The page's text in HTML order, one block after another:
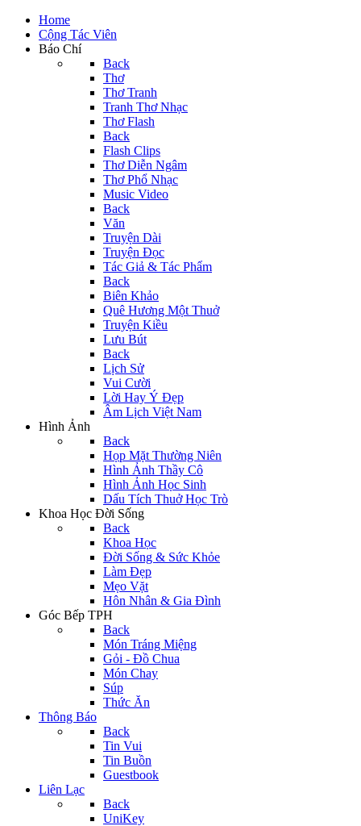
Home
Cộng Tác Viên
Báo Chí
Back
Thơ
Thơ Tranh
Tranh Thơ Nhạc
Thơ Flash
Back
Flash Clips
Thơ Diễn Ngâm
Thơ Phổ Nhạc
Music Video
Back
Văn
Truyện Dài
Truyện Đọc
Tác Giả & Tác Phẩm
Back
Biên Khảo
Quê Hương Một Thuở
Truyện Kiều
Lưu Bút
Back
Lịch Sử
Vui Cười
Lời Hay Ý Đẹp
Âm Lịch Việt Nam
Hình Ảnh
Back
Họp Mặt Thường Niên
Hình Ảnh Thầy Cô
Hình Ảnh Học Sinh
Dấu Tích Thuở Học Trò
Khoa Học Đời Sống
Back
Khoa Học
Đời Sống & Sức Khỏe
Làm Đẹp
Mẹo Vặt
Hôn Nhân & Gia Đình
Góc Bếp TPH
Back
Món Tráng Miệng
Gỏi - Đồ Chua
Món Chay
Súp
Thức Ăn
Thông Báo
Back
Tin Vui
Tin Buồn
Guestbook
Liên Lạc
Back
UniKey